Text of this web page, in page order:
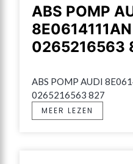
ABS POMP
0265216563
ABS POMP AUDI
0265216563 827
MEER LEZEN